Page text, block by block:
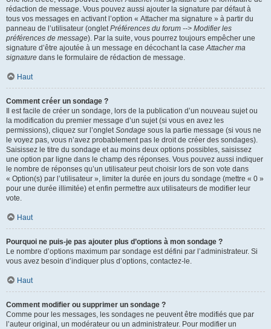
rédaction de message. Vous pouvez aussi ajouter la signature par défaut à
tous vos messages en activant l’option « Attacher ma signature » à partir du
panneau de l’utilisateur (ongletPréférences du forum --> Modifier les
préférences de message). Par la suite, vous pourrez toujours empêcher une
signature d’être ajoutée à un message en décochant la caseAttacher ma
signature dans le formulaire de rédaction de message.
Haut
Comment créer un sondage ?
Il est facile de créer un sondage, lors de la publication d’un nouveau sujet ou
la modification du premier message d’un sujet (si vous en avez les
permissions), cliquez sur l’ongletSondage sous la partie message (si vous ne
le voyez pas, vous n’avez probablement pas le droit de créer des sondages).
Saisissez le titre du sondage et au moins deux options possibles, saisissez
une option par ligne dans le champ des réponses. Vous pouvez aussi indiquer
le nombre de réponses qu’un utilisateur peut choisir lors de son vote dans
« Option(s) par l’utilisateur », limiter la durée en jours du sondage (mettre « 0 »
pour une durée illimitée) et enfin permettre aux utilisateurs de modifier leur
vote.
Haut
Pourquoi ne puis-je pas ajouter plus d’options à mon sondage ?
Le nombre d’options maximum par sondage est défini par l’administrateur. Si
vous avez besoin d’indiquer plus d’options, contactez-le.
Haut
Comment modifier ou supprimer un sondage ?
Comme pour les messages, les sondages ne peuvent être modifiés que par
l’auteur original, un modérateur ou un administrateur. Pour modifier un